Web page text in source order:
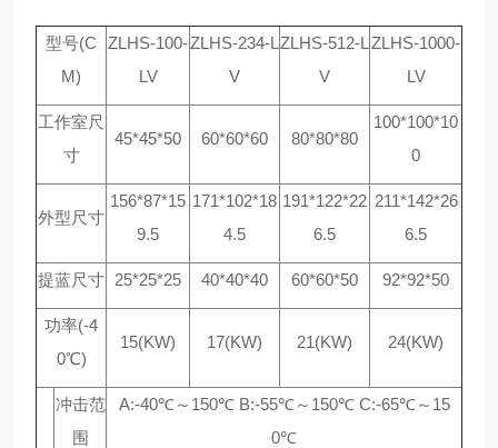
型号(C
M)
ZLHS-100-
LV
ZLHS-234-L
V
ZLHS-512-L
V
ZLHS-1000-
LV
工作室尺
寸
45*45*50 60*60*60 80*80*80
100*100*10
0
外型尺寸
156*87*15
9.5
171*102*18
4.5
191*122*22
6.5
211*142*26
6.5
提蓝尺寸 25*25*25 40*40*40 60*60*50 92*92*50
功率(-4
0℃)
15(KW) 17(KW) 21(KW) 24(KW)
冲击范
围
A:-40℃～150℃ B:-55℃～150℃ C:-65℃～15
0℃